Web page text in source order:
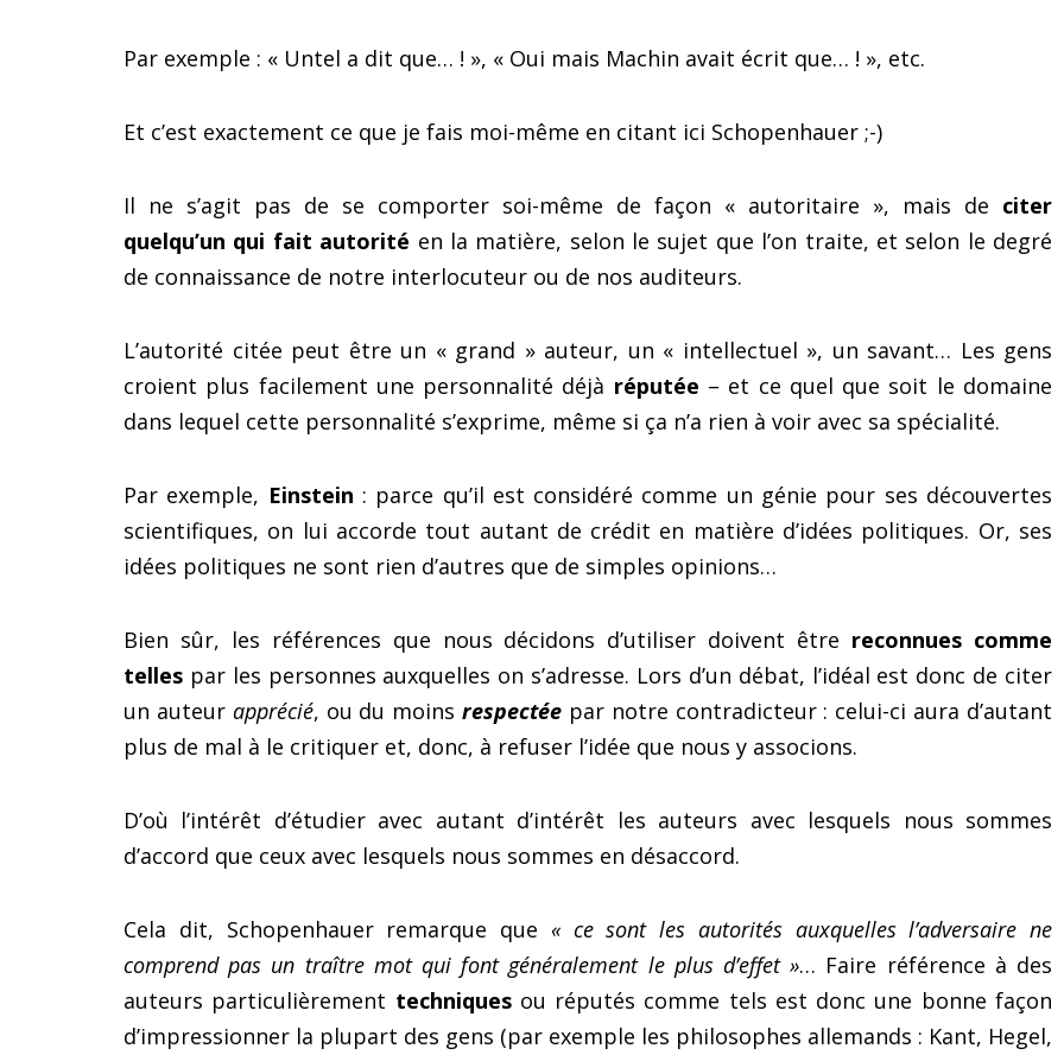
Par exemple : « Untel a dit que… ! », « Oui mais Machin avait écrit que… ! », etc.
Et c’est exactement ce que je fais moi-même en citant ici Schopenhauer ;-)
Il ne s’agit pas de se comporter soi-même de façon « autoritaire », mais de citer
quelqu’un qui fait autorité en la matière, selon le sujet que l’on traite, et selon le degré
de connaissance de notre interlocuteur ou de nos auditeurs.
L’autorité citée peut être un « grand » auteur, un « intellectuel », un savant… Les gens
croient plus facilement une personnalité déjà réputée – et ce quel que soit le domaine
dans lequel cette personnalité s’exprime, même si ça n’a rien à voir avec sa spécialité.
Par exemple, Einstein : parce qu’il est considéré comme un génie pour ses découvertes
scientifiques, on lui accorde tout autant de crédit en matière d’idées politiques. Or, ses
idées politiques ne sont rien d’autres que de simples opinions…
Bien sûr, les références que nous décidons d’utiliser doivent être reconnues comme
telles par les personnes auxquelles on s’adresse. Lors d’un débat, l’idéal est donc de citer
un auteur apprécié, ou du moinsrespectée par notre contradicteur : celui-ci aura d’autant
plus de mal à le critiquer et, donc, à refuser l’idée que nous y associons.
D’où l’intérêt d’étudier avec autant d’intérêt les auteurs avec lesquels nous sommes
d’accord que ceux avec lesquels nous sommes en désaccord.
Cela dit, Schopenhauer remarque que « ce sont les autorités auxquelles l’adversaire ne
comprend pas un traître mot qui font généralement le plus d’effet »… Faire référence à des
auteurs particulièrement techniquesou réputés comme tels est donc une bonne façon
d’impressionner la plupart des gens (par exemple les philosophes allemands : Kant, Hegel,
Surmonter son trac et ses
émotions grâce à
« l’identification au soi »
Le mystérieux «
des 3 secrets » pour
surmonter le trac et
émotions